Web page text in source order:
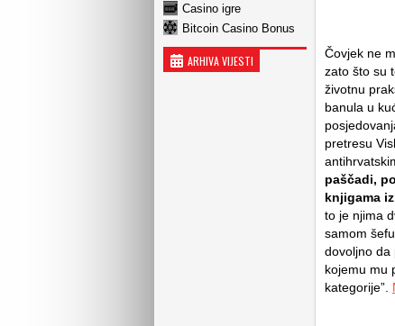
Casino igre
Bitcoin Casino Bonus
ARHIVA VIJESTI Čovjek ne
zato što su
životnu
banula u
pretresu
paščadi,
knjigama
to je njima
samom
dovoljno da
kojemu mu
kategorije”.